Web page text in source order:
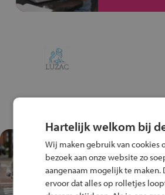
Test je
Fiets Veilig
Speel het Fiets
Hartelijk welkom bij
Wij maken gebruik van cookies
bezoek aan onze website zo
aangenaam mogelijk te maken.
ervoor dat alles op rolletjes